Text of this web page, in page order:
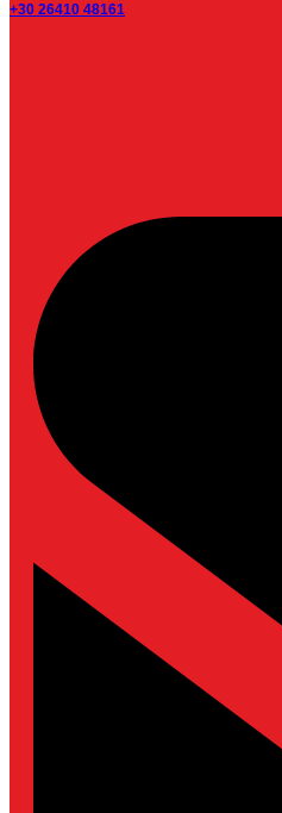
+30 26410 48161